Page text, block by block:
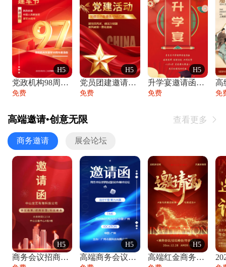
H5
党政机构98周年八一建军节庆祝晚会活动邀
免费
H5
党员团建邀请函党建活动风采党会工作汇报总
免费
H5
升学宴邀请函喜报金榜题名高端谢师宴邀请函
免费 免
高端邀请•创意无限 查看更多 
商务邀请 展会论坛
H5
商务会议招商展会科技峰会邀请函年会邀请
H5
高端商务会议招商加盟展会峰会论坛邀请函
H5
高端红金商务会议年会年终盛典答谢邀请函